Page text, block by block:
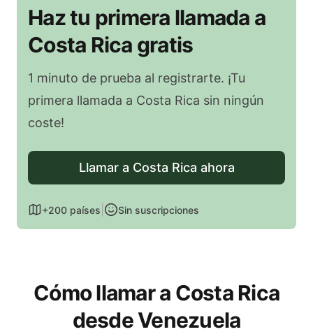
Haz tu primera llamada a
Costa Rica gratis
1 minuto de prueba al registrarte. ¡Tu
primera llamada a Costa Rica sin ningún
coste!
Llamar a Costa Rica ahora
+200 países Sin suscripciones
Cómo llamar a Costa Rica
desde Venezuela